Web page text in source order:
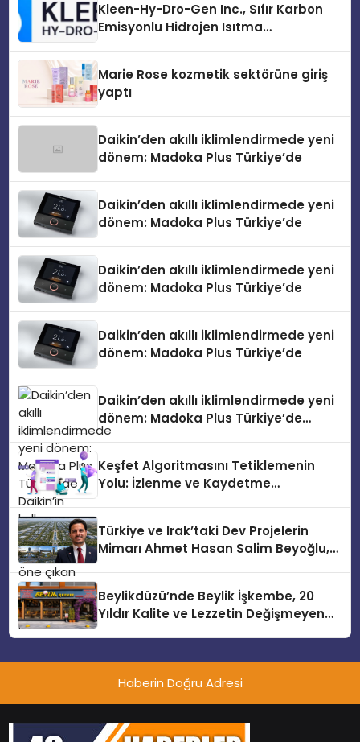
Kleen-Hy-Dro-Gen Inc., Sıfır Karbon
Emisyonlu Hidrojen Isıtma
Marie Rose kozmetik sektörüne giriş
yaptı
Daikin’den akıllı iklimlendirmede yeni
dönem: Madoka Plus Türkiye’de
Daikin’den akıllı iklimlendirmede yeni
dönem: Madoka Plus Türkiye’de
Daikin’den akıllı iklimlendirmede yeni
dönem: Madoka Plus Türkiye’de
Daikin’den akıllı iklimlendirmede yeni
dönem: Madoka Plus Türkiye’de
Daikin’den akıllı iklimlendirmede yeni
dönem: Madoka Plus Türkiye’de
Daikin’in kullanıcı dostu tasarımıyla
teknolojilerle donatılmış son modeli
VRV kontrol ünitesi Madoka Plus
Türkiye’de satışa sunuldu. Tam
dokunmatik ekranı, mobil uygulama
desteği ve akıllı sensör entegrasyonu
sayesinde iklimlendirme sistemlerinin
yönetimini daha kolay, konforlu ve
verimli hale getiriyor. Enerji
verimliliğini artırırken modern yaşam
Keşfet Algoritmasını Tetiklemenin
Yolu: İzlenme ve Kaydetme
Türkiye ve Irak’taki Dev Projelerin
Mimarı Ahmet Hasan Salim Beyoğlu,
Hayata Geçirecek
Beylikdüzü’nde Beylik İşkembe, 20
Yıldır Kalite ve Lezzetin Değişmeyen
Haberin Doğru Adresi